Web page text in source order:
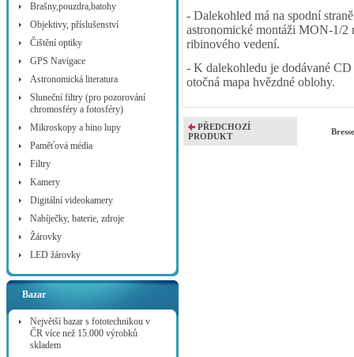
Brašny,pouzdra,batohy
Objektivy, příslušenství
Čištění optiky
GPS Navigace
Astronomická literatura
Sluneční filtry (pro pozorování
chromosféry a fotosféry)
Mikroskopy a bino lupy
Paměťová média
Filtry
Kamery
Digitální videokamery
Nabíječky, baterie, zdroje
Žárovky
LED žárovky
Bazar
Největší bazar s fototechnikou v
ČR více než 15.000 výrobků
skladem
- Dalekohled má na spodní
astronomické montáži MON-1/2
ribinového vedení.
- K dalekohledu je dodávané
otočná mapa hvězdné oblohy.
PŘEDCHOZÍ
PRODUKT